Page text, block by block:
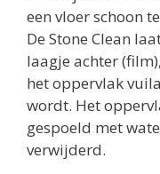
een vloer schoon
De Stone Clean
laagje achter
het oppervlak
wordt. Het
gespoeld met
verwijderd.